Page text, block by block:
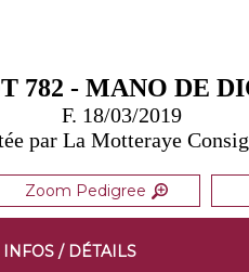
782 - MANO DE
F. 18/03/2019
par La Motteraye
Zoom Pedigree
INFOS / DÉTAILS